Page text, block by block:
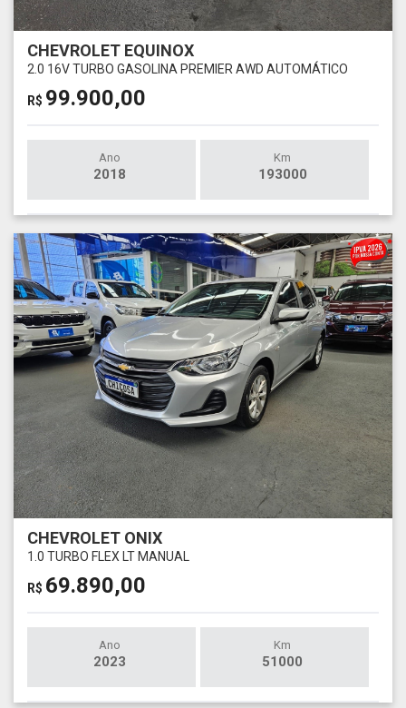
CHEVROLET EQUINOX
2.0 16V TURBO GASOLINA PREMIER AWD AUTOMÁTICO
R$ 99.900,00
Ano
2018
Km
193000
CHEVROLET ONIX
1.0 TURBO FLEX LT MANUAL
R$ 69.890,00
Ano
2023
Km
51000